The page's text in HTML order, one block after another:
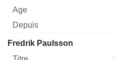
Fredrik Paulsson